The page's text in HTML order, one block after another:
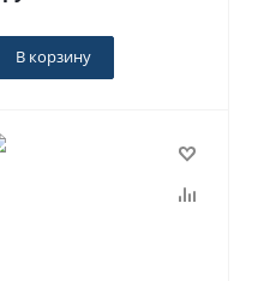
В корзину